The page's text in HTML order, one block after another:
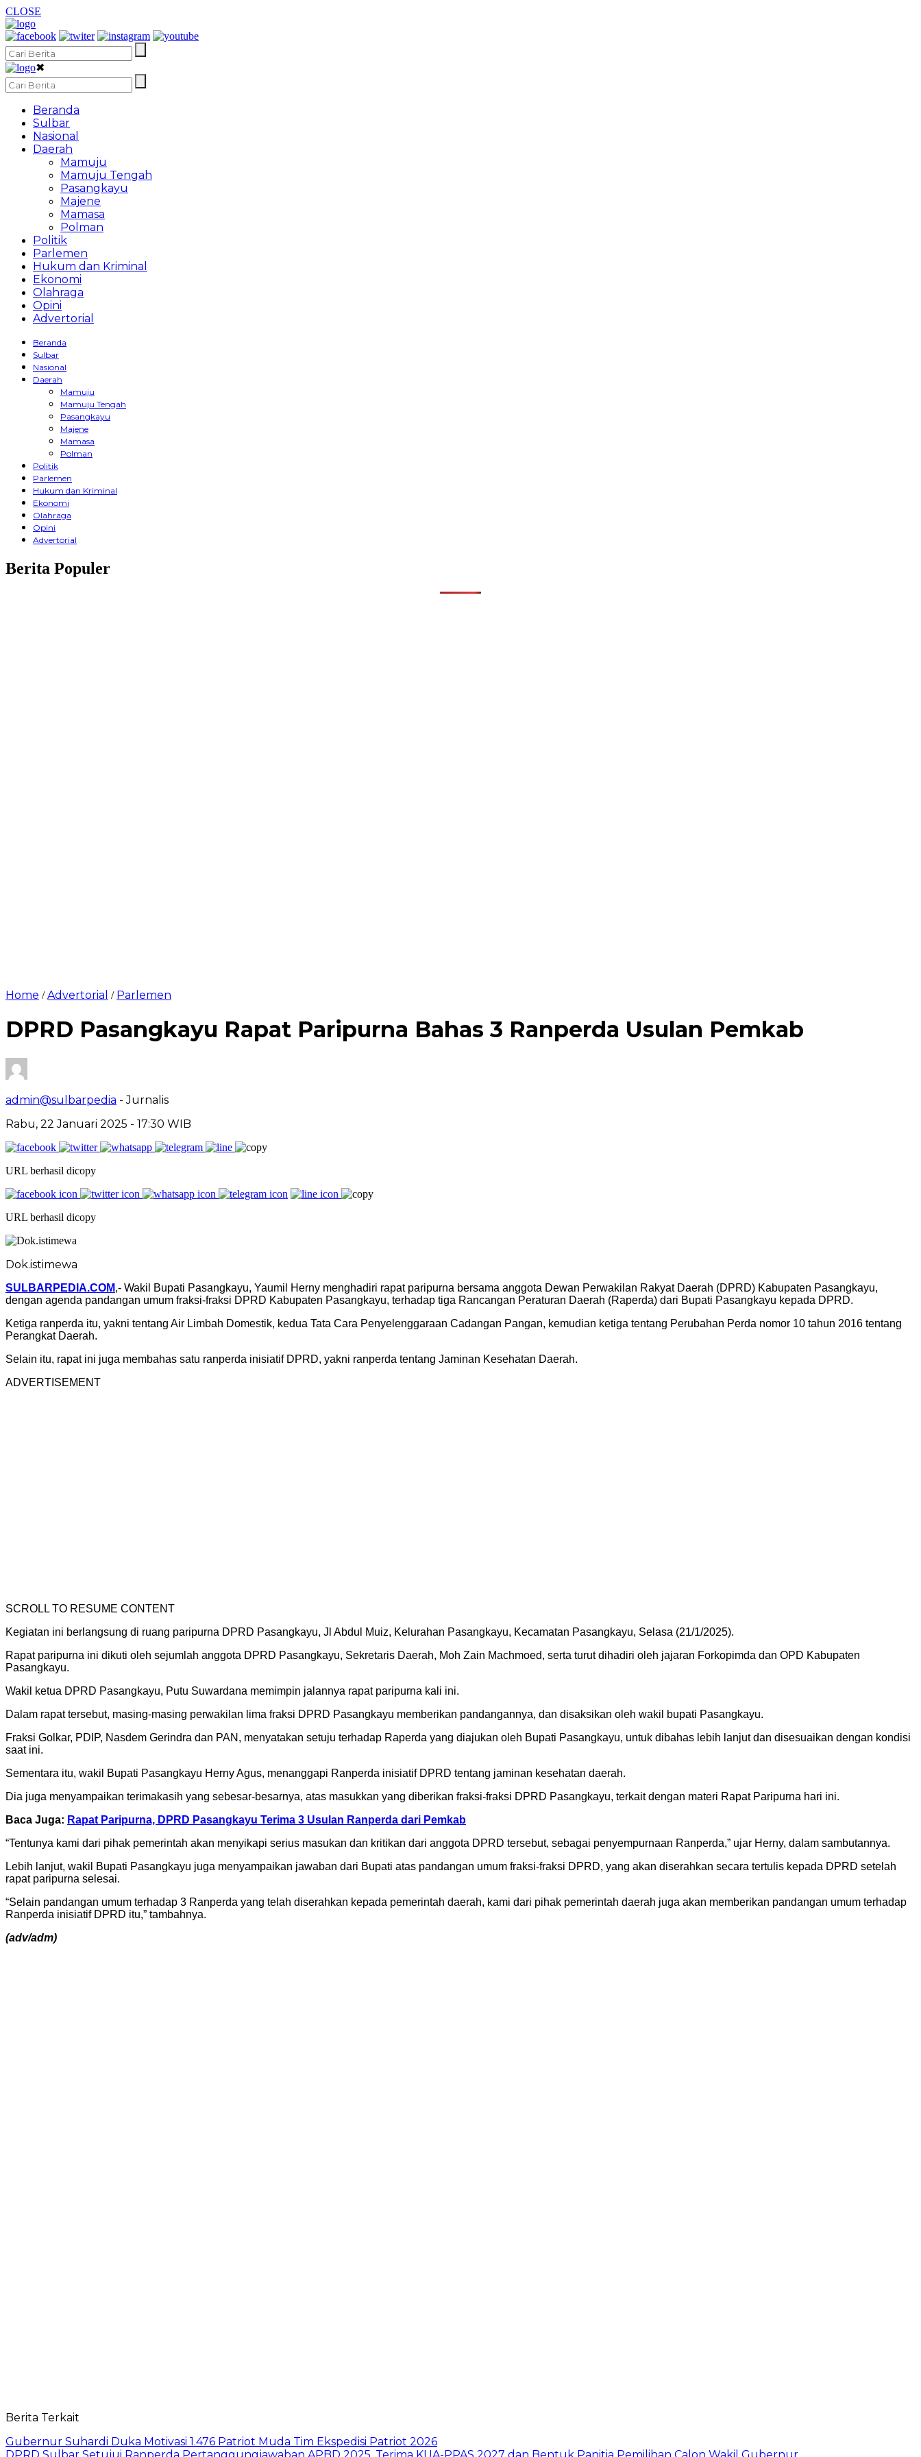
CLOSE
✖
Beranda
Sulbar
Nasional
Daerah
Mamuju
Mamuju Tengah
Pasangkayu
Majene
Mamasa
Polman
Politik
Parlemen
Hukum dan Kriminal
Ekonomi
Olahraga
Opini
Advertorial
Beranda
Sulbar
Nasional
Daerah
Mamuju
Mamuju Tengah
Pasangkayu
Majene
Mamasa
Polman
Politik
Parlemen
Hukum dan Kriminal
Ekonomi
Olahraga
Opini
Advertorial
Berita Populer
Home /Advertorial / Parlemen
DPRD Pasangkayu Rapat Paripurna Bahas 3 Ranperda Usulan Pemkab
admin@sulbarpedia - Jurnalis
Rabu, 22 Januari 2025 - 17:30 WIB
URL berhasil dicopy
URL berhasil dicopy
Dok.istimewa
SULBARPEDIA.COM,- Wakil Bupati Pasangkayu, Yaumil Herny menghadiri rapat paripurna bersama anggota Dewan Perwakilan Rakyat Daerah (DPRD) Kabupaten Pasangkayu,
dengan agenda pandangan umum fraksi-fraksi DPRD Kabupaten Pasangkayu, terhadap tiga Rancangan Peraturan Daerah (Raperda) dari Bupati Pasangkayu kepada DPRD.
Ketiga ranperda itu, yakni tentang Air Limbah Domestik, kedua Tata Cara Penyelenggaraan Cadangan Pangan, kemudian ketiga tentang Perubahan Perda nomor 10 tahun 2016 tentang
Perangkat Daerah.
Selain itu, rapat ini juga membahas satu ranperda inisiatif DPRD, yakni ranperda tentang Jaminan Kesehatan Daerah.
ADVERTISEMENT
SCROLL TO RESUME CONTENT
Kegiatan ini berlangsung di ruang paripurna DPRD Pasangkayu, Jl Abdul Muiz, Kelurahan Pasangkayu, Kecamatan Pasangkayu, Selasa (21/1/2025).
Rapat paripurna ini dikuti oleh sejumlah anggota DPRD Pasangkayu, Sekretaris Daerah, Moh Zain Machmoed, serta turut dihadiri oleh jajaran Forkopimda dan OPD Kabupaten
Pasangkayu.
Wakil ketua DPRD Pasangkayu, Putu Suwardana memimpin jalannya rapat paripurna kali ini.
Dalam rapat tersebut, masing-masing perwakilan lima fraksi DPRD Pasangkayu memberikan pandangannya, dan disaksikan oleh wakil bupati Pasangkayu.
Fraksi Golkar, PDIP, Nasdem Gerindra dan PAN, menyatakan setuju terhadap Raperda yang diajukan oleh Bupati Pasangkayu, untuk dibahas lebih lanjut dan disesuaikan dengan kondisi
saat ini.
Sementara itu, wakil Bupati Pasangkayu Herny Agus, menanggapi Ranperda inisiatif DPRD tentang jaminan kesehatan daerah.
Dia juga menyampaikan terimakasih yang sebesar-besarnya, atas masukkan yang diberikan fraksi-fraksi DPRD Pasangkayu, terkait dengan materi Rapat Paripurna hari ini.
Baca Juga: Rapat Paripurna, DPRD Pasangkayu Terima 3 Usulan Ranperda dari Pemkab
“Tentunya kami dari pihak pemerintah akan menyikapi serius masukan dan kritikan dari anggota DPRD tersebut, sebagai penyempurnaan Ranperda,” ujar Herny, dalam sambutannya.
Lebih lanjut, wakil Bupati Pasangkayu juga menyampaikan jawaban dari Bupati atas pandangan umum fraksi-fraksi DPRD, yang akan diserahkan secara tertulis kepada DPRD setelah
rapat paripurna selesai.
“Selain pandangan umum terhadap 3 Ranperda yang telah diserahkan kepada pemerintah daerah, kami dari pihak pemerintah daerah juga akan memberikan pandangan umum terhadap
Ranperda inisiatif DPRD itu,” tambahnya.
(adv/adm)
Berita Terkait
Gubernur Suhardi Duka Motivasi 1.476 Patriot Muda Tim Ekspedisi Patriot 2026
DPRD Sulbar Setujui Ranperda Pertanggungjawaban APBD 2025, Terima KUA-PPAS 2027 dan Bentuk Panitia Pemilihan Calon Wakil Gubernur